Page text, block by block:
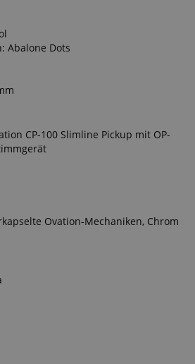
Abalone Dots
CP-100 Slimline Pickup mit OP-
Ovation-Mechaniken, Chrom